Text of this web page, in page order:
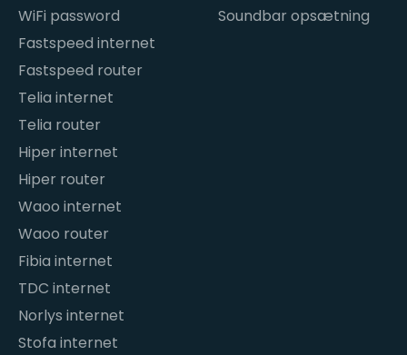
WiFi password
Fastspeed internet
Fastspeed router
Telia internet
Telia router
Hiper internet
Hiper router
Waoo internet
Waoo router
Fibia internet
TDC internet
Norlys internet
Stofa internet
Soundbar opsætning